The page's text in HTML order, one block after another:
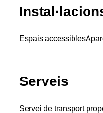
Espais accessibles
Serveis
Servei de transport